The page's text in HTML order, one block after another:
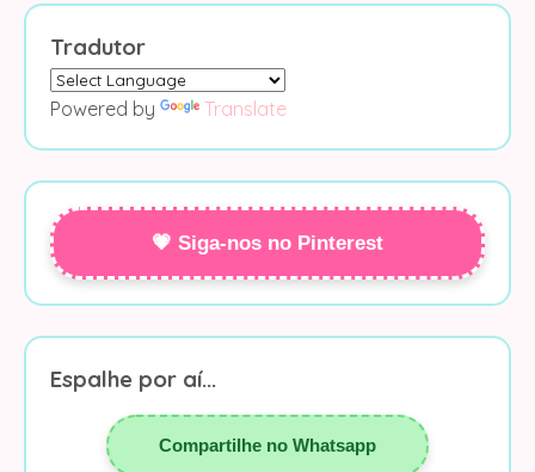
Tradutor
Powered by Translate
💗 Siga-nos no Pinterest
Espalhe por aí...
Compartilhe no Whatsapp